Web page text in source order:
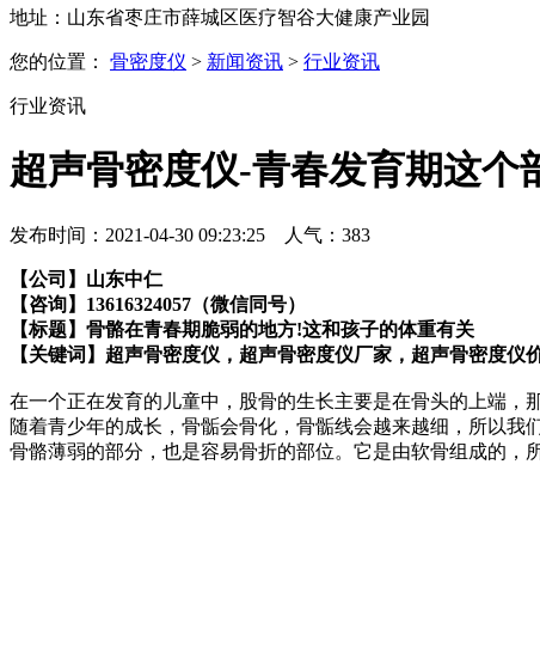
地址：山东省枣庄市薛城区医疗智谷大健康产业园
您的位置： 骨密度仪 > 新闻资讯 > 行业资讯
行业资讯
超声骨密度仪-青春发育期这
发布时间：2021-04-30 09:23:25 人气： 383
【公司】山东中仁
【咨询】13616324057（微信同号）
【标题】骨骼在青春期脆弱的地方!这和孩子的体重有关
【关键词】超声骨密度仪，超声骨密度仪厂家，超声骨密度仪
在一个正在发育的儿童中，股骨的生长主要是在骨头的上端，
随着青少年的成长，骨骺会骨化，骨骺线会越来越细，所以
骨骼薄弱的部分，也是容易骨折的部位。 它是由软骨组成的，